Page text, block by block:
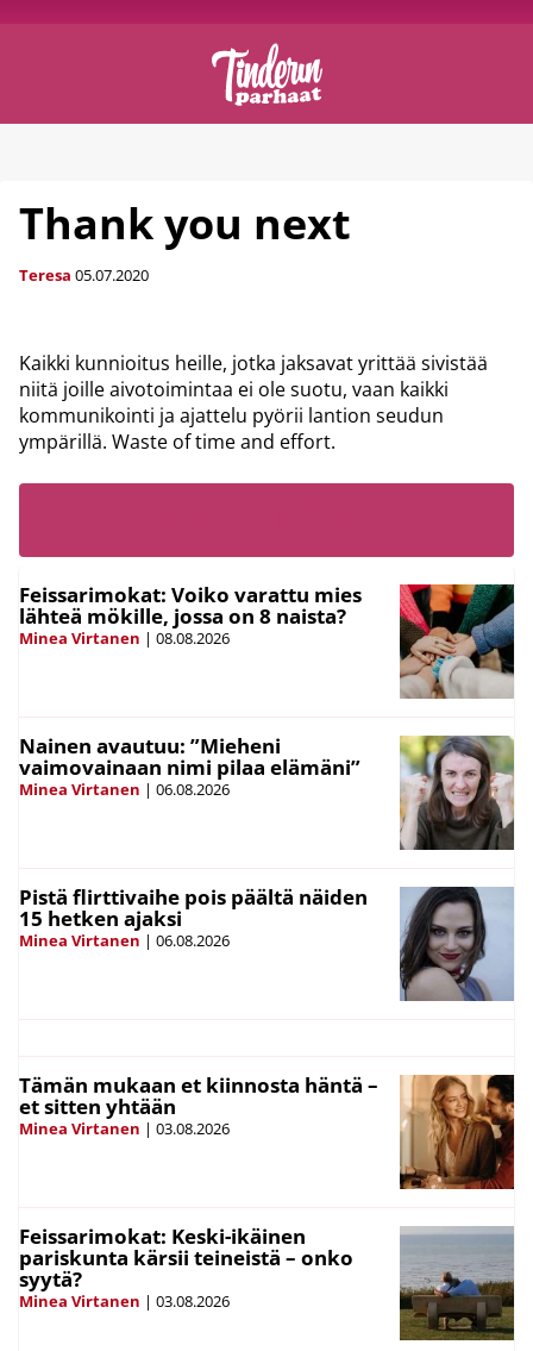
Thank you next
Teresa 05.07.2020
Kaikki kunnioitus heille, jotka jaksavat yrittää sivistää
niitä joille aivotoimintaa ei ole suotu, vaan kaikki
kommunikointi ja ajattelu pyörii lantion seudun
ympärillä. Waste of time and effort.
Feissarimokat: Voiko varattu mies
lähteä mökille, jossa on 8 naista?
Minea Virtanen | 08.08.2026
Nainen avautuu: ”Mieheni
vaimovainaan nimi pilaa elämäni”
Minea Virtanen | 06.08.2026
Pistä flirttivaihe pois päältä näiden
15 hetken ajaksi
Minea Virtanen | 06.08.2026
Tämän mukaan et kiinnosta häntä –
et sitten yhtään
Minea Virtanen | 03.08.2026
Feissarimokat: Keski-ikäinen
pariskunta kärsii teineistä – onko
syytä?
Minea Virtanen | 03.08.2026